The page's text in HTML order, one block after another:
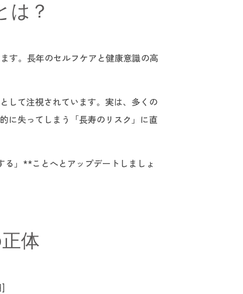
は？
す。長年のセルフケアと健康意識の高
して注視されています。実は、多くの
に失ってしまう「長寿のリスク」に直
」**ことへとアップデートしましょ
体